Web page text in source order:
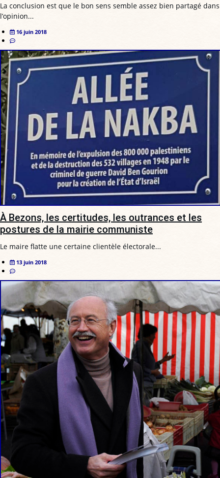
La conclusion est que le bon sens semble assez bien partagé dans
l’opinion...
16 juin 2018
À Bezons, les certitudes, les outrances et les
postures de la mairie communiste
Le maire flatte une certaine clientèle électorale...
13 juin 2018